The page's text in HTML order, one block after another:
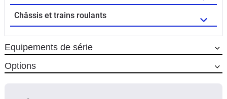
Châssis et trains roulants
Equipements de série
Options